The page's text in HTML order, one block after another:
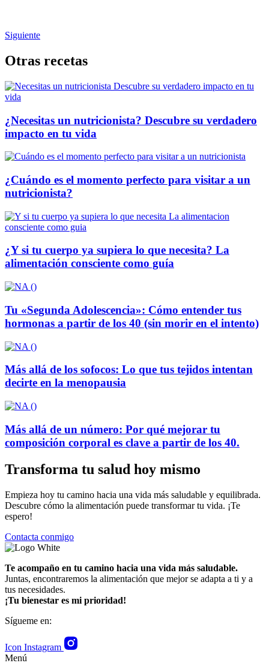
Siguiente
Otras recetas
¿Necesitas un nutricionista? Descubre su verdadero
impacto en tu vida
¿Cuándo es el momento perfecto para visitar a un
nutricionista?
¿Y si tu cuerpo ya supiera lo que necesita? La
alimentación consciente como guía
Tu «Segunda Adolescencia»: Cómo entender tus
hormonas a partir de los 40 (sin morir en el intento)
Más allá de los sofocos: Lo que tus tejidos intentan
decirte en la menopausia
Más allá de un número: Por qué mejorar tu
composición corporal es clave a partir de los 40.
Transforma tu salud hoy mismo
Empieza hoy tu camino hacia una vida más saludable y equilibrada.
Descubre cómo la alimentación puede transformar tu vida. ¡Te
espero!
Contacta conmigo
Te acompaño en tu camino hacia una vida más saludable.
Juntas, encontraremos la alimentación que mejor se adapta a ti y a
tus necesidades.
¡Tu bienestar es mi prioridad!
Sígueme en:
Icon Instagram
Menú